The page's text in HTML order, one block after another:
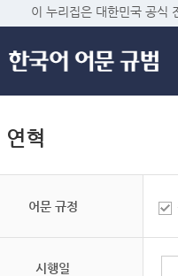
이 누리집은 대한민국 공식
연혁
어문 규정
시행일